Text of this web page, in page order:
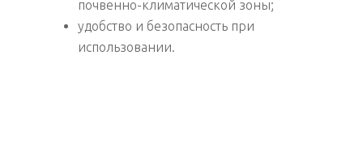
почвенно-климатической зоны;
удобство и безопасность при
использовании.